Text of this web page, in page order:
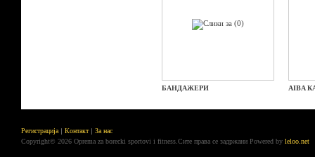
БАНДАЖЕРИ AIBA
Регистрација Контакт
За нас
Copyright© 2026 Oprema za borecki sportovi i fitness.Сите права се задржани Powered by leloo.net